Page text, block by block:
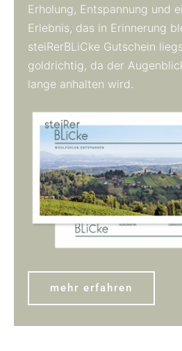
Erholung, Entspannung und
Erlebnis, das in Erinnerung
steiRerBLiCke Gutschein
goldrichtig, da der
lange anhalten wird.
mehr erfahren